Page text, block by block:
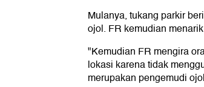
Mulanya, tukang parkir
ojol. FR kemudian
"Kemudian FR mengira
lokasi karena tidak
merupakan pengemudi